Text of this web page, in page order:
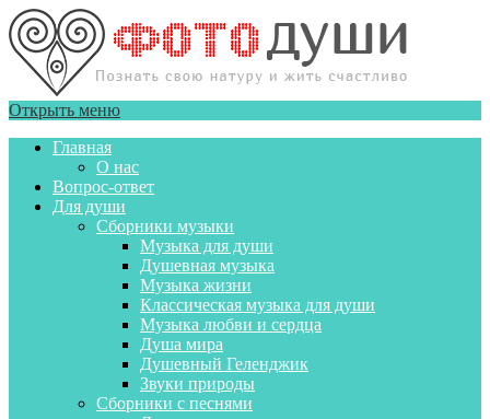
Открыть меню
Главная
О нас
Вопрос-ответ
Для души
Сборники музыки
Музыка для души
Душевная музыка
Музыка жизни
Классическая музыка для души
Музыка любви и сердца
Душа мира
Душевный Геленджик
Звуки природы
Сборники с песнями